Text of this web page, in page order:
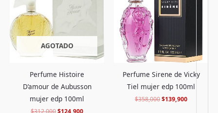
AGOTADO
Perfume Histoire
D’amour de Aubusson
mujer edp 100ml
$312,000.
$124,900.
Perfume Sirene de Vicky
Tiel mujer edp 100ml
$358,000
$358,000.
$139,900